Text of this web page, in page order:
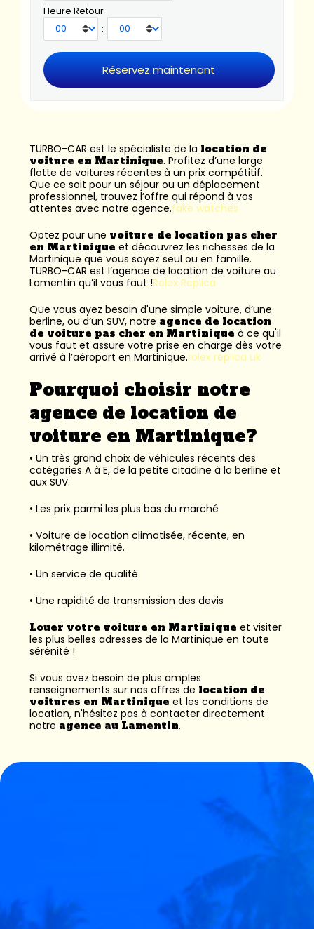
Heure Retour
:
TURBO-CAR est le spécialiste de la location de
voiture en Martinique. Profitez d’une large
flotte de voitures récentes à un prix compétitif.
Que ce soit pour un séjour ou un déplacement
professionnel, trouvez l’offre qui répond à vos
attentes avec notre agence.fake watches
Optez pour une voiture de location pas cher
en Martinique et découvrez les richesses de la
Martinique que vous soyez seul ou en famille.
TURBO-CAR est l’agence de location de voiture au
Lamentin qu’il vous faut !Rolex Replica
Que vous ayez besoin d'une simple voiture, d’une
berline, ou d’un SUV, notre agence de location
de voiture pas cher en Martinique à ce qu'il
vous faut et assure votre prise en charge dès votre
arrivé à l’aéroport en Martinique.rolex replica uk
Pourquoi choisir notre
agence de location de
voiture en Martinique?
• Un très grand choix de véhicules récents des
catégories A à E, de la petite citadine à la berline et
aux SUV.
• Les prix parmi les plus bas du marché
• Voiture de location climatisée, récente, en
kilométrage illimité.
• Un service de qualité
• Une rapidité de transmission des devis
Louer votre voiture en Martinique et visiter
les plus belles adresses de la Martinique en toute
sérénité !
Si vous avez besoin de plus amples
renseignements sur nos offres de location de
voitures en Martinique et les conditions de
location, n'hésitez pas à contacter directement
notre agence au Lamentin.